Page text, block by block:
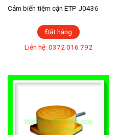
Cảm biến tiệm cận ETP J0436
Đặt hàng
Liên hệ: 0372 016 792